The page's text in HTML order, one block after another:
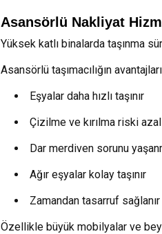
Asansörlü Nakliyat
Yüksek katlı binalarda taşınma
Asansörlü taşımacılığın
Eşyalar daha hızlı taşınır
Çizilme ve kırılma riski
Dar merdiven sorunu
Ağır eşyalar kolay taşınır
Zamandan tasarruf sağlanır
Özellikle büyük mobilyalar ve